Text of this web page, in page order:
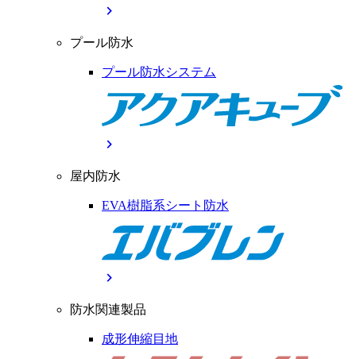
chevron_right
プール防水
プール防水システム
chevron_right
屋内防水
EVA樹脂系シート防水
chevron_right
防水関連製品
成形伸縮目地